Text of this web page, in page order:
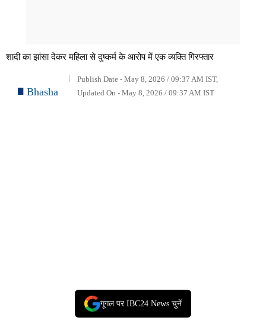
शादी का झांसा देकर महिला से दुष्कर्म के आरोप में एक व्यक्ति गिरफ्तार
Bhasha
Publish Date - May 8, 2026 / 09:37 AM IST,
Updated On - May 8, 2026 / 09:37 AM IST
गूगल पर IBC24 News चुनें